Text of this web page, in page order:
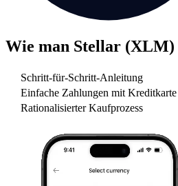
Wie man Stellar (XLM)
Schritt-für-Schritt-Anleitung
Einfache Zahlungen mit Kreditkarte
Rationalisierter Kaufprozess